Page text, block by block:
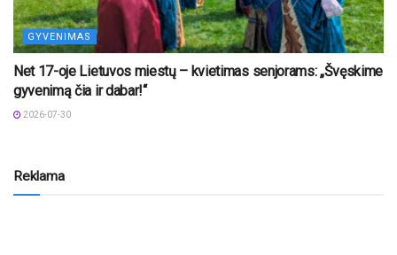
GYVENIMAS
Net 17-oje Lietuvos miestų – kvietimas senjorams: „Švęskime
gyvenimą čia ir dabar!“
2026-07-30
Reklama